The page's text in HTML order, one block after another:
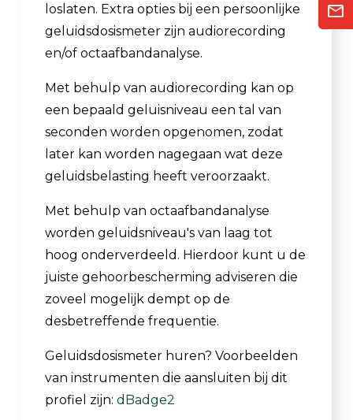
loslaten. Extra opties bij een persoonlijke
geluidsdosismeter zijn audiorecording
en/of octaafbandanalyse.
Met behulp van audiorecording kan op
een bepaald geluisniveau een tal van
seconden worden opgenomen, zodat
later kan worden nagegaan wat deze
geluidsbelasting heeft veroorzaakt.
Met behulp van octaafbandanalyse
worden geluidsniveau's van laag tot
hoog onderverdeeld. Hierdoor kunt u de
juiste gehoorbescherming adviseren die
zoveel mogelijk dempt op de
desbetreffende frequentie.
Geluidsdosismeter huren? Voorbeelden
van instrumenten die aansluiten bij dit
profiel zijn: dBadge2